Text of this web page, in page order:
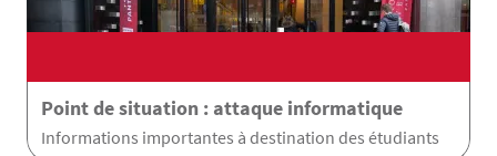
Point de situation : attaque informatique
Informations importantes à destination des étudiants